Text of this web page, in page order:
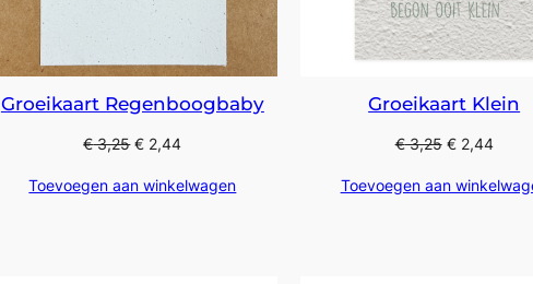
Groeikaart Regenboogbaby
€3,25 € 2,44
Toevoegen aan winkelwagen
Groeikaart Klein
€3,25 €2,44
Toevoegen aan